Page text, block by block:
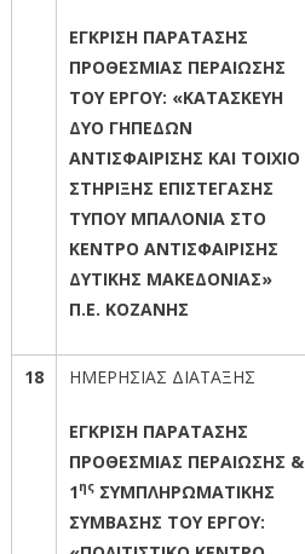
ΕΓΚΡΙΣΗ ΠΑΡΑΤΑΣΗΣ
ΠΡΟΘΕΣΜΙΑΣ ΠΕΡΑΙΩΣΗΣ
ΤΟΥ ΕΡΓΟΥ: «ΚΑΤΑΣΚΕΥΗ
ΔΥΟ ΓΗΠΕΔΩΝ
ΑΝΤΙΣΦΑΙΡΙΣΗΣ ΚΑΙ ΤΟΙΧΙΟ
ΣΤΗΡΙΞΗΣ ΕΠΙΣΤΕΓΑΣΗΣ
ΤΥΠΟΥ ΜΠΑΛΟΝΙΑ ΣΤΟ
ΚΕΝΤΡΟ ΑΝΤΙΣΦΑΙΡΙΣΗΣ
ΔΥΤΙΚΗΣ ΜΑΚΕΔΟΝΙΑΣ»
Π.Ε. ΚΟΖΑΝΗΣ
18 ΗΜΕΡΗΣΙΑΣ ΔΙΑΤΑΞΗΣ
ΕΓΚΡΙΣΗ ΠΑΡΑΤΑΣΗΣ
ΠΡΟΘΕΣΜΙΑΣ ΠΕΡΑΙΩΣΗΣ &
1ηςΣΥΜΠΛΗΡΩΜΑΤΙΚΗΣ
ΣΥΜΒΑΣΗΣ ΤΟΥ ΕΡΓΟΥ: